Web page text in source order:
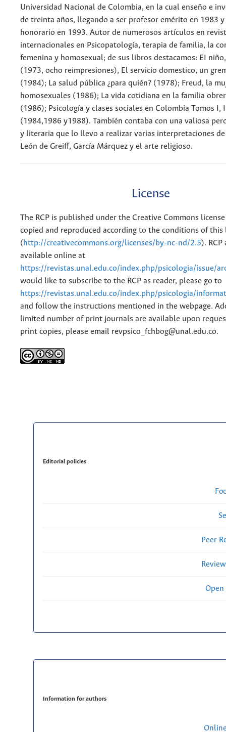
Universidad Nacional de Colombia, en la cual enseño e
de treinta años, llegando a ser profesor emérito en 1983
honorario en 1993. Autor de numerosos artículos en
internacionales en Psicopatología, terapia de familia, la
femenina y homosexual; de sus libros destacamos: EI
(1973, ocho reimpresiones), El servicio domestico, un
(1984); La salud pública ¿para quién? (1978); Freud, la
homosexuales (1986); La vida cotidiana en la familia
(1986); Psicología y clases sociales en Colombia Tomos I,
(1984,1986 y1988). También contaba con una valiosa
y literaria que lo llevo a realizar varias interpretaciones
León de Greiff, García Márquez y el arte religioso.
License
The RCP is published under the Creative Commons
copied and reproduced according to the conditions of this
(http://creativecommons.org/licenses/by-nc-nd/2.5).
available online at
https://revistas.unal.edu.co/index.php/psicologia/issue/
would like to subscribe to the RCP as reader, please go to
https://revistas.unal.edu.co/index.php/psicologia/
and follow the instructions mentioned in the webpage.
limited number of print journals are available upon
print copies, please email revpsico_fchbog@unal.edu.co.
Editorial policies
Peer
Open
Information for authors